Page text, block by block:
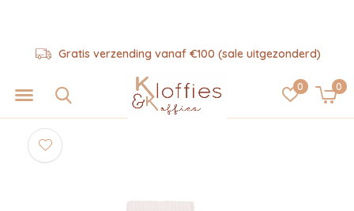
0 0
Gratis verzending vanaf €100 (sale uitgezonderd)